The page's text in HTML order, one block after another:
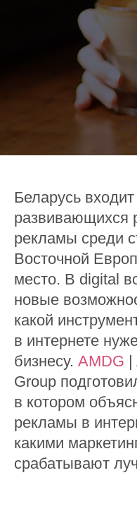
Беларусь
развивающихся
рекламы среди
Восточной
место. В digital
новые
какой
в интернете
бизнесу. AMDG |
Group
в котором
рекламы в
какими
срабатывают